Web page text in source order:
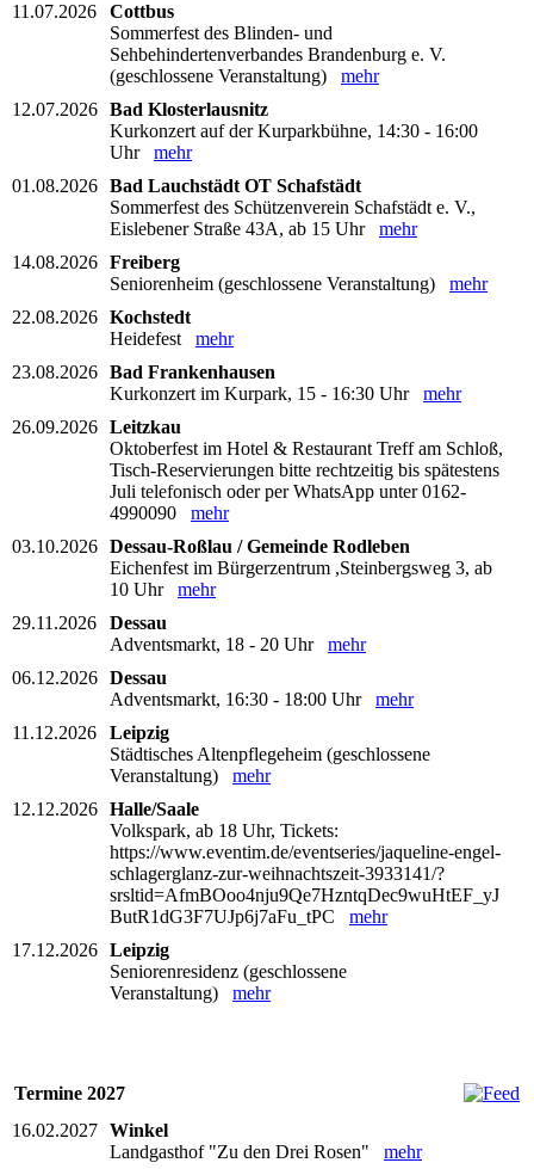
11.07.2026
Cottbus
Sommerfest des Blinden- und
Sehbehindertenverbandes Brandenburg e. V.
(geschlossene Veranstaltung) mehr
12.07.2026 Bad Klosterlausnitz
Kurkonzert auf der Kurparkbühne, 14:30 - 16:00
Uhr mehr
01.08.2026 Bad Lauchstädt OT Schafstädt
Sommerfest des Schützenverein Schafstädt e. V.,
Eislebener Straße 43A, ab 15 Uhr mehr
14.08.2026 Freiberg
Seniorenheim (geschlossene Veranstaltung) mehr
22.08.2026 Kochstedt
Heidefest mehr
23.08.2026 Bad Frankenhausen
Kurkonzert im Kurpark, 15 - 16:30 Uhr mehr
26.09.2026 Leitzkau
Oktoberfest im Hotel & Restaurant Treff am Schloß,
Tisch-Reservierungen bitte rechtzeitig bis spätestens
Juli telefonisch oder per WhatsApp unter 0162-
4990090 mehr
03.10.2026 Dessau-Roßlau / Gemeinde Rodleben
Eichenfest im Bürgerzentrum ,Steinbergsweg 3, ab
10 Uhr mehr
29.11.2026
Dessau
Adventsmarkt, 18 - 20 Uhr mehr
06.12.2026 Dessau
Adventsmarkt, 16:30 - 18:00 Uhr mehr
11.12.2026
Leipzig
Städtisches Altenpflegeheim (geschlossene
Veranstaltung) mehr
12.12.2026 Halle/Saale
Volkspark, ab 18 Uhr, Tickets:
https://www.eventim.de/eventseries/jaqueline-engel-
schlagerglanz-zur-weihnachtszeit-3933141/?
srsltid=AfmBOoo4nju9Qe7HzntqDec9wuHtEF_yJ
ButR1dG3F7UJp6j7aFu_tPC mehr
17.12.2026 Leipzig
Seniorenresidenz (geschlossene
Veranstaltung) mehr
Termine 2027
16.02.2027 Winkel
Landgasthof "Zu den Drei Rosen" mehr